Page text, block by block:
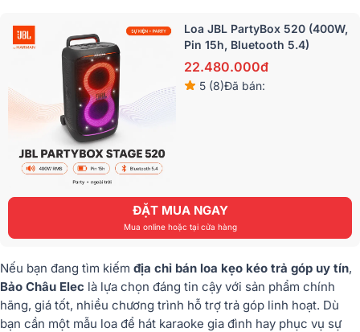
Loa JBL PartyBox 520 (400W,
Pin 15h, Bluetooth 5.4)
22.480.000đ
5 (8)Đã bán:
ĐẶT MUA NGAY
Mua online hoặc tại cửa hàng
Nếu bạn đang tìm kiếm địa chỉ bán loa kẹo kéo trả góp uy tín,
Bảo Châu Elec là lựa chọn đáng tin cậy với sản phẩm chính
hãng, giá tốt, nhiều chương trình hỗ trợ trả góp linh hoạt. Dù
bạn cần một mẫu loa để hát karaoke gia đình hay phục vụ sự